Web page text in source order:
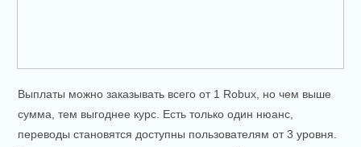
Выплаты можно заказывать всего от 1 Robux, но чем выше
сумма, тем выгоднее курс. Есть только один нюанс,
переводы становятся доступны пользователям от 3 уровня.